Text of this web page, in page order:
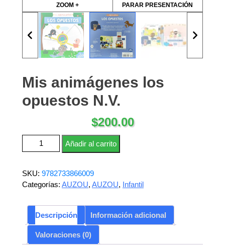
ZOOM + PARAR PRESENTACIÓN
Mis animágenes los
opuestos N.V.
$200.00
Mis animágenes los opuestos N.V. cantidad
Añadir al carrito
SKU: 9782733866009
Categorías: AUZOU, AUZOU, Infantil
Descripción Información adicional
Valoraciones (0)